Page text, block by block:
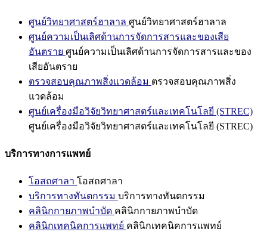
ศูนย์วิทยาศาสตร์ฮาลาล ศูนย์วิทยาศาสตร์ฮาลาล
ศูนย์ความเป็นเลิศด้านการจัดการสารและของเสีย
อันตราย ศูนย์ความเป็นเลิศด้านการจัดการสารและของ
เสียอันตราย
ตรวจสอบคุณภาพสิ่งแวดล้อม ตรวจสอบคุณภาพสิ่ง
แวดล้อม
ศูนย์เครื่องมือวิจัยวิทยาศาสตร์และเทคโนโลยี (STREC)
ศูนย์เครื่องมือวิจัยวิทยาศาสตร์และเทคโนโลยี (STREC)
บริการทางการแพทย์
โอสถศาลา โอสถศาลา
บริการทางทันตกรรม บริการทางทันตกรรม
คลินิกกายภาพบำบัด คลินิกกายภาพบำบัด
คลินิกเทคนิคการแพทย์ คลินิกเทคนิคการแพทย์